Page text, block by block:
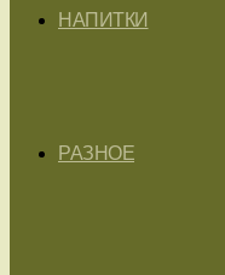
НАПИТКИ
РАЗНОЕ